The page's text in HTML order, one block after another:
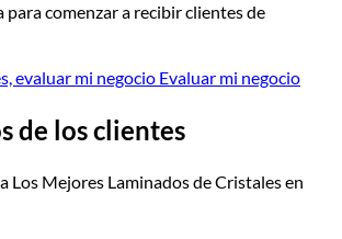
comenzar a recibir clientes de
evaluar mi negocio Evaluar mi negocio
de los clientes
Los Mejores Laminados de Cristales en